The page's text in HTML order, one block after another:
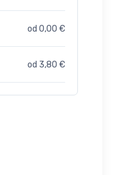
od 0,00 €
od 3,80 €